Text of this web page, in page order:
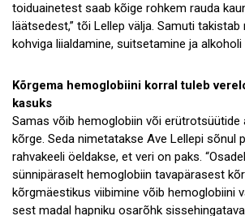
toiduainetest saab kõige rohkem rauda
läätsedest,” tõi Lellep välja. Samuti
kohviga liialdamine, suitsetamine ja alkoholi
Kõrgema hemoglobiini korral tuleb
kasuks
Samas võib hemoglobiin või erütrotsüütide
kõrge. Seda nimetatakse Ave Lellepi sõnul
rahvakeeli öeldakse, et veri on paks.
sünnipäraselt hemoglobiin tavapärasest
kõrgmäestikus viibimine võib hemoglobiini
sest madal hapniku osarõhk